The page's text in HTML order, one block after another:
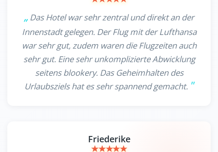
Das Hotel war sehr zentral und direkt an der
Innenstadt gelegen. Der Flug mit der Lufthansa
war sehr gut, zudem waren die Flugzeiten auch
sehr gut. Eine sehr unkomplizierte Abwicklung
seitens blookery. Das Geheimhalten des
Urlaubsziels hat es sehr spannend gemacht.
Friederike